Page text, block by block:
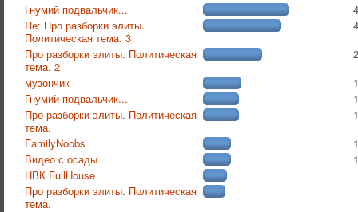
Гнумий подвальчик...
Re: Про разборки элиты.
Политическая тема. 3
Про разборки элиты. Политическая
тема. 2
музончик
Гнумий подвальчик...
Про разборки элиты. Политическая
тема.
FamilyNoobs
Видео с осады
НВК FullHouse
Про разборки элиты. Политическая
тема.